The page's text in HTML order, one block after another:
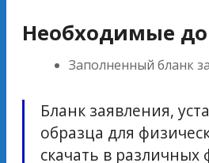
Необходимые
Заполненный бланк
Бланк заявления,
образца для
скачать в различных